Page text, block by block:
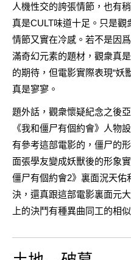
人機性交的誇張情節，也有
真是CULT味道十足。只是觀
情節又實在冷感。若不是因
滿奇幻元素的題材，觀衆真
的期待，但電影實際表現“妖
真是寥寥。
題外話，觀衆懷疑紀念之後
《我和僵尸有個約會》人物
有參考這部電影的，僵尸的
面張學友變成妖獸後的形象
僵尸有個約會2》裏面況天佑
決，還真跟這部電影裏面元
上的決鬥有種異曲同工的相似